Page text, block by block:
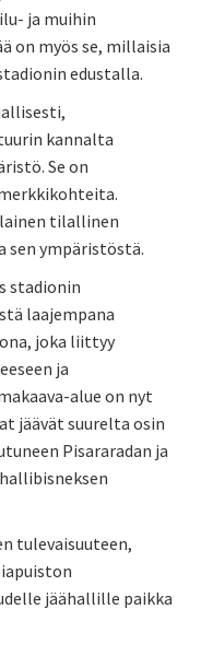
ja muihin
on myös se, millaisia
edustalla.
kannalta
Se on
tilallinen
sen ympäristöstä.
stadionin
laajempana
joka liittyy
ja
alue on nyt
jäävät suurelta osin
Pisararadan ja
tulevaisuuteen,
jäähallille paikka